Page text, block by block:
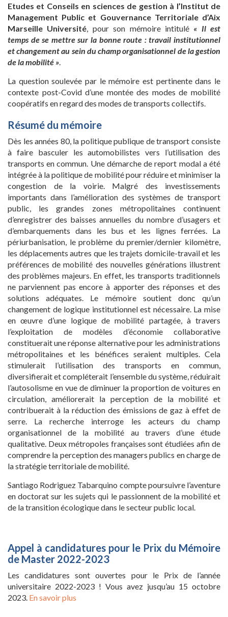
Etudes et Conseils en sciences de gestion à l’Institut de
Management Public et Gouvernance Territoriale d’Aix
Marseille Université , pour son mémoire intitulé « Il est
temps de se mettre sur la bonne route : travail institutionnel
et changement au sein du champ organisationnel de la gestion
de la mobilité »
La question soulevée par le mémoire est pertinente dans le
contexte post-Covid d’une montée des modes de mobilité
coopératifs en regard des modes de transports collectifs.
Résumé du mémoire
Dès les années 80, la politique publique de transport consiste
à faire basculer les automobilistes vers l’utilisation des
transports en commun. Une démarche de report modal a été
intégrée à la politique de mobilité pour réduire et minimiser la
congestion de la voirie. Malgré des investissements
importants dans l’amélioration des systèmes de transport
public, les grandes zones métropolitaines continuent
d’enregistrer des baisses annuelles du nombre d’usagers et
d’embarquements dans les bus et les lignes ferrées. La
périurbanisation, le problème du premier/dernier kilomètre,
les déplacements autres que les trajets domicile-travail et les
préférences de mobilité des nouvelles générations illustrent
des problèmes majeurs. En effet, les transports traditionnels
ne parviennent pas encore à apporter des réponses et des
solutions adéquates. Le mémoire soutient donc qu’un
changement de logique institutionnel est nécessaire. La mise
en œuvre d’une logique de mobilité partagée, à travers
l’exploitation de modèles d’économie collaborative
constituerait une réponse alternative pour les administrations
métropolitaines et les bénéfices seraient multiples. Cela
stimulerait l’utilisation des transports en commun,
diversifierait et compléterait l’ensemble du système, réduirait
l’autosolisme en vue de diminuer la proportion de voitures en
circulation, améliorerait la perception de la mobilité et
contribuerait à la réduction des émissions de gaz à effet de
serre. La recherche interroge les acteurs du champ
organisationnel de la mobilité au travers d’une étude
qualitative. Deux métropoles françaises sont étudiées afin de
comprendre la perception des managers publics en charge de
la stratégie territoriale de mobilité.
Santiago Rodriguez Tabarquino compte poursuivre l’aventure
en doctorat sur les sujets qui le passionnent de la mobilité et
de la transition écologique dans le secteur public local.
Appel à candidatures pour le Prix du Mémoire
de Master 2022-2023
Les candidatures sont ouvertes pour le Prix de l’année
universitaire 2022-2023 ! Vous avez jusqu’au 15 octobre
2023. En savoir plus